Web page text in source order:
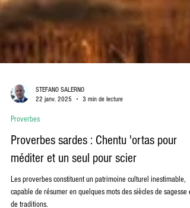
22 janv. 2025
Proverbes
Proverbes sardes : Chentu 'ortas pour
méditer et un seul pour scier
Les proverbes constituent un patrimoine culturel inestimable,